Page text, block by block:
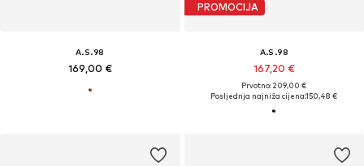
A.S.98
169,00 €
PROMOCIJA
A.S.98
167,20 €
Prvotno: 209,00 €
Posljednja najniža cijena:150,48 €